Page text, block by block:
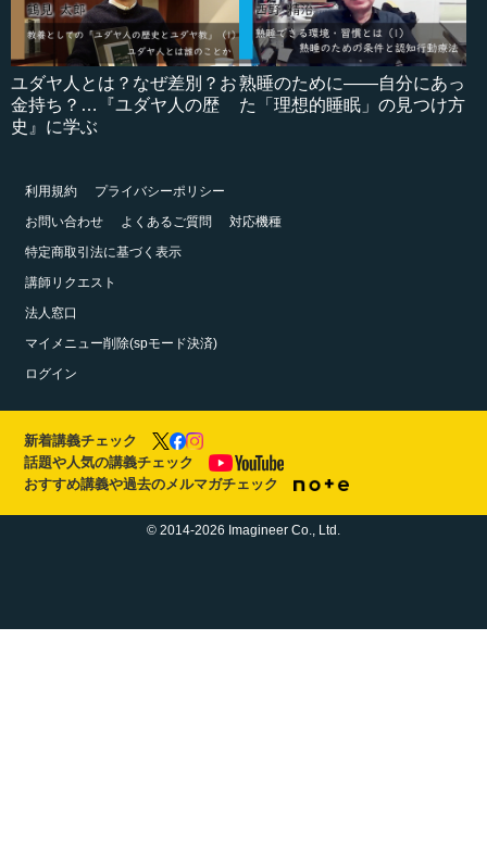
ユダヤ人とは？なぜ差別？お
金持ち？…『ユダヤ人の歴
史』に学ぶ
熟睡のために――自分にあっ
た「理想的睡眠」の見つけ方
利用規約
プライバシーポリシー
お問い合わせ
よくあるご質問
対応機種
特定商取引法に基づく表示
講師リクエスト
法人窓口
マイメニュー削除(spモード決済)
ログイン
新着講義チェック
話題や人気の講義チェック
おすすめ講義や過去のメルマガチェック
© 2014-2026 Imagineer Co., Ltd.